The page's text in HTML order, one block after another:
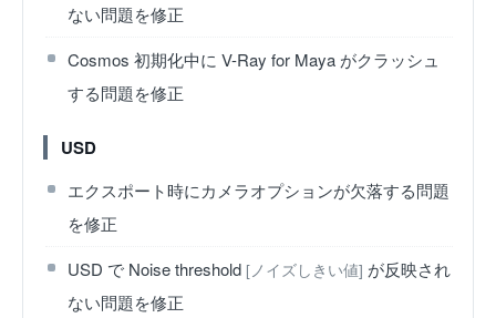
ない問題を修正
Cosmos 初期化中に V-Ray for Maya がクラッシュ
する問題を修正
USD
エクスポート時にカメラオプションが欠落する問題
を修正
USD で Noise threshold [ノイズしきい値] が反映され
ない問題を修正